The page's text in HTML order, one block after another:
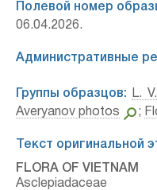
Полевой номер
06.04.2026.
Административные
Группы образцов: L.
Averyanov photos
;
Текст оригинальной
FLORA OF VIETNAM
Asclepiadaceae